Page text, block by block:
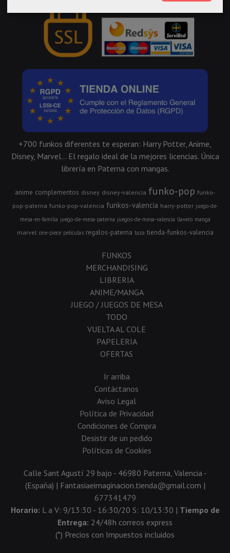
+700 funkos diferentes te esperan: Harry Potter, Anime,
Disney, Marvel... El regalo ideal de la mejores licencias. Única
librería en Paterna con mangas.
anime complementos disney disney-valencia funko-pop funko-
pop-paterna funko-pop-valencia funkos-valencia harry-potter juego-de-
mesa-en-familia juego-de-mesa-paterna juegos-de-mesa-valencia llavero manga
marvel one-piece peliculas regalos-paterna taza tienda-funkos-valencia
FUNKOS
MERCHANDISING
LIBRERIA
ANIME/MANGA
JUEGO / JUEGOS DE MESA
TODO
VUELTA AL COLE
PAPELERIA
OFERTAS
Ir arriba
Contáctanos
Aviso Legal
Política de Privacidad
Condiciones de Compra
Desistir de un pedido
Políticas de Cookies
Calle Sant Agustí 29 bajo - 46980 Paterna, Valencia -
(España) | Fantasiaeimaginacion.tienda@gmail.com |
677341479
Horario: L a V: 9/13:30 - 16:30/20 S: 10/13:30 | Tiempo de
Entrega: 24/48h correos express
(*) Precios con Impuestos incluidos